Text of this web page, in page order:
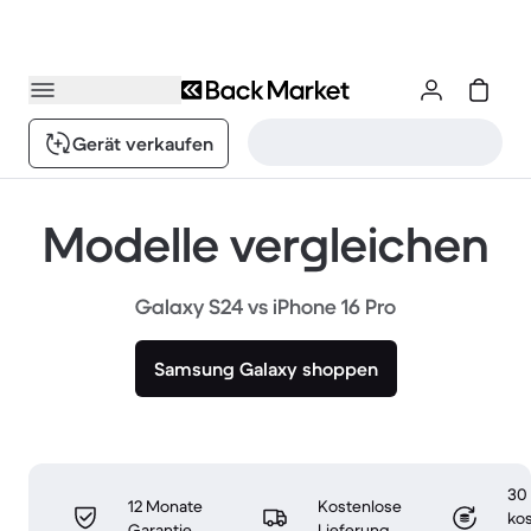
Gerät verkaufen
Modelle vergleichen
Galaxy S24 vs iPhone 16 Pro
Samsung Galaxy shoppen
12 Monate
Kostenlose
30